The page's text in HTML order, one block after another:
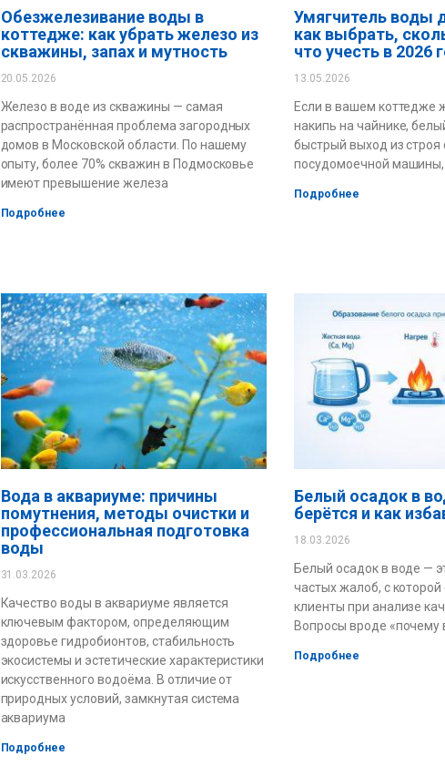
Обезжелезивание воды в
коттедже: как убрать железо из
скважины, запах и мутность
20.05.2026
Железо в воде из скважины — самая
распространённая проблема загородных
домов в Московской области. По нашему
опыту, более 70% скважин в Подмосковье
имеют превышение железа
Подробнее
Умягчитель воды
как выбрать,
что учесть в 2026
13.05.2026
Если в вашем коттедже
накипь на чайнике,
быстрый выход из строя
посудомоечной машины,
Подробнее
Вода в аквариуме: причины
помутнения, методы очистки и
профессиональная подготовка
воды
31.03.2026
Качество воды в аквариуме является
ключевым фактором, определяющим
здоровье гидробионтов, стабильность
экосистемы и эстетические характеристики
искусственного водоёма. В отличие от
природных условий, замкнутая система
аквариума
Подробнее
Белый осадок в
берётся и как
18.03.2026
Белый осадок в воде —
частых жалоб, с
клиенты при анализе
Вопросы вроде «почему
Подробнее